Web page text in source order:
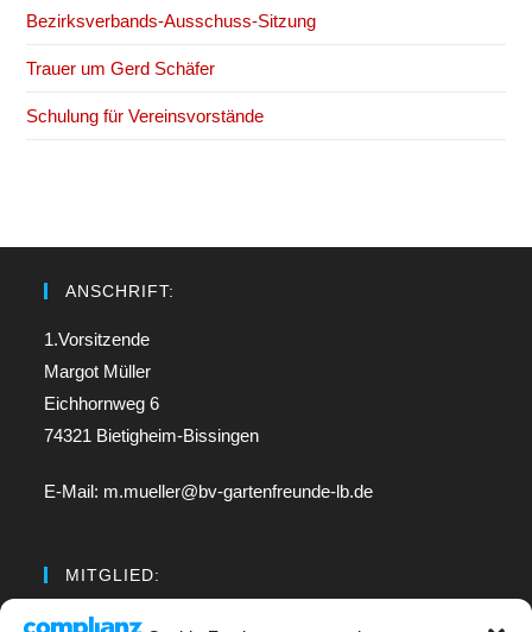
Bezirksverbands-Ausschuss-Sitzung
Trauer um Gerd Schäfer
Schulung für Vereinsvorstände
ANSCHRIFT:
1.Vorsitzende
Margot Müller
Eichhornweg 6
74321 Bietigheim-Bissingen
E-Mail: m.mueller@bv-gartenfreunde-lb.de
MITGLIED:
Regionalverband Neckar